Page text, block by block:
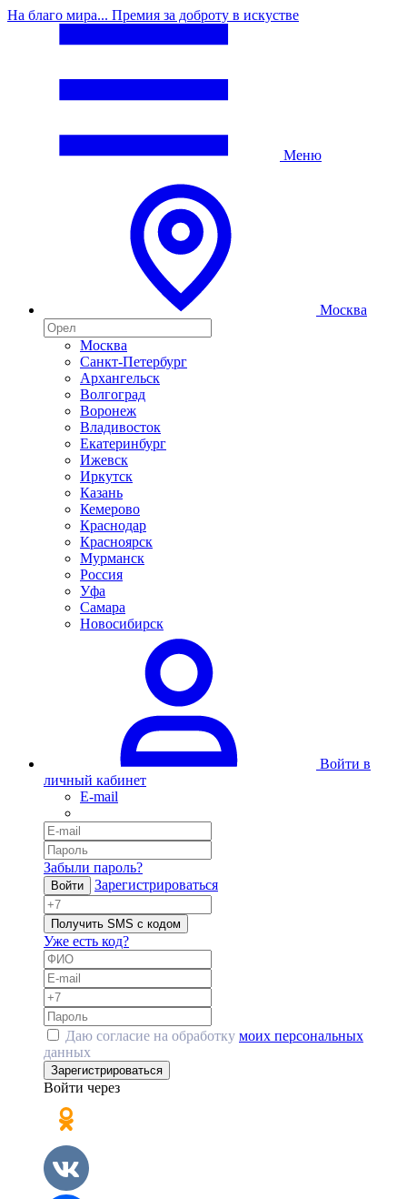
На благо мира... Премия за доброту в искустве
Меню
Москва
Москва
Санкт-Петербург
Архангельск
Волгоград
Воронеж
Владивосток
Екатеринбург
Ижевск
Иркутск
Казань
Кемерово
Краснодар
Красноярск
Мурманск
Россия
Уфа
Самара
Новосибирск
Войти в
личный кабинет
E-mail
Забыли пароль?
Войти Зарегистрироваться
Получить SMS с кодом
Уже есть код?
Даю согласие на обработку моих персональных
данных
Зарегистрироваться
Войти через